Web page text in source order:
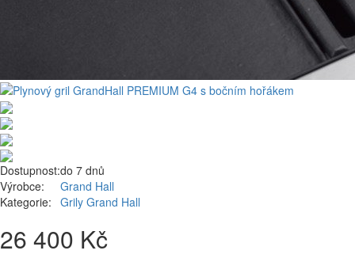
Dostupnost:do 7 dnů
Výrobce:
Grand Hall
Kategorie: Grily Grand Hall
26 400 Kč